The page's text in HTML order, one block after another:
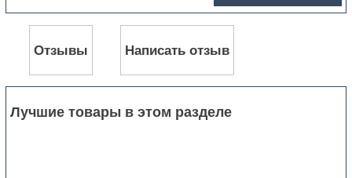
Отзывы Написать отзыв
Лучшие товары в этом разделе